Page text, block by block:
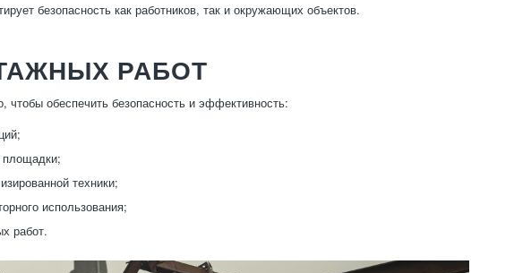
безопасность как работников, так и окружающих объектов.
РАБОТ
чтобы обеспечить безопасность и эффективность:
площадки;
техники;
использования;
работ.